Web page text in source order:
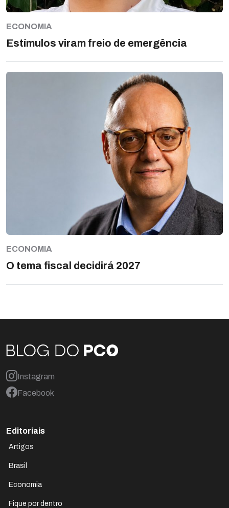
ECONOMIA
Estímulos viram freio de emergência
ECONOMIA
O tema fiscal decidirá 2027
Instagram
Facebook
Editoriais
Artigos
Brasil
Economia
Fique por dentro